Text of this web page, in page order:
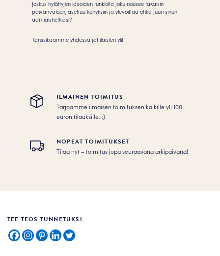
Joskus hylättyjen ideoiden tunkiolta joku nousee takaisin
päivänvaloon, asettuu kehyksiin ja ylevöittää ehkä juuri sinun
aamiaishetkiäsi?
Tanssikaamme yhdessä jättiläisten yli!
ILMAINEN TOIMITUS
Tarjoamme ilmaisen toimituksen kaikille yli 100
euron tilauksille. :­­)
NOPEAT TOIMITUKSET
Tilaa nyt – toimitus jopa seuraavana arkipäivänä!
TEE TEOS TUNNETUKSI: